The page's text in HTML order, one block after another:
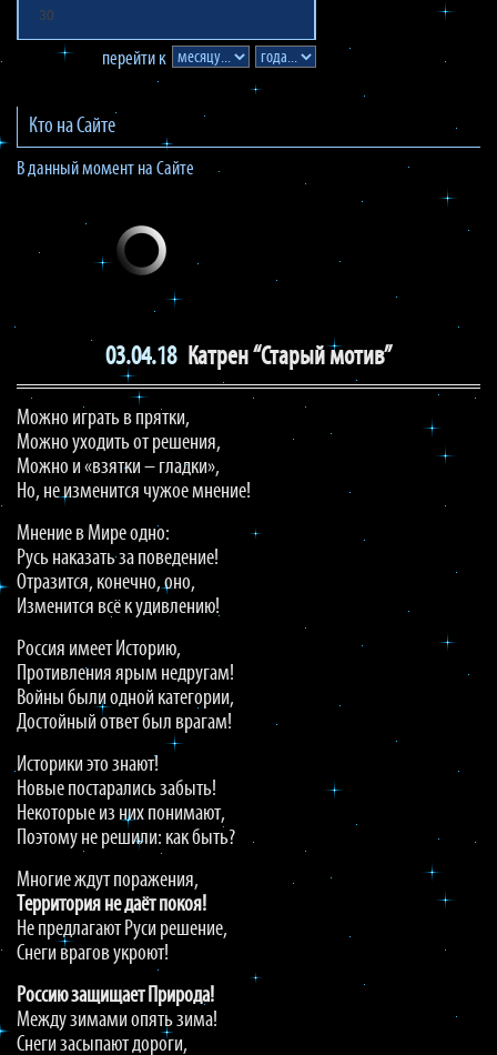
30
перейти к
Кто на Сайте
В данный момент на Сайте
03.04.18 Катрен “Старый мотив”
Можно играть в прятки,
Можно уходить от решения,
Можно и «взятки – гладки»,
Но, не изменится чужое мнение!
Мнение в Мире одно:
Русь наказать за поведение!
Отразится, конечно, оно,
Изменится всё к удивлению!
Россия имеет Историю,
Противления ярым недругам!
Войны были одной категории,
Достойный ответ был врагам!
Историки это знают!
Новые постарались забыть!
Некоторые из них понимают,
Поэтому не решили: как быть?
Многие ждут поражения,
Территория не даёт покоя!
Не предлагают Руси решение,
Снеги врагов укроют!
Россию защищает Природа!
Между зимами опять зима!
Снеги засыпают дороги,